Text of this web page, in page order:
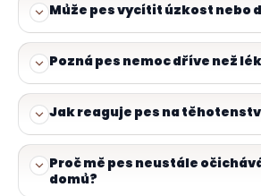
Může pes vycítit úzkost nebo
Pozná pes nemoc dříve než
Jak reaguje pes na
Proč mě pes neustále
domů?